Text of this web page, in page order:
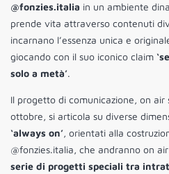
@fonzies.italia in un ambiente
prende vita attraverso contenuti
incarnano l’essenza unica e
giocando con il suo iconico claim
solo a metà’.
Il progetto di comunicazione, on air
ottobre, si articola su diverse
‘always on’, orientati alla
@fonzies.italia, che andranno on
serie di progetti speciali tra